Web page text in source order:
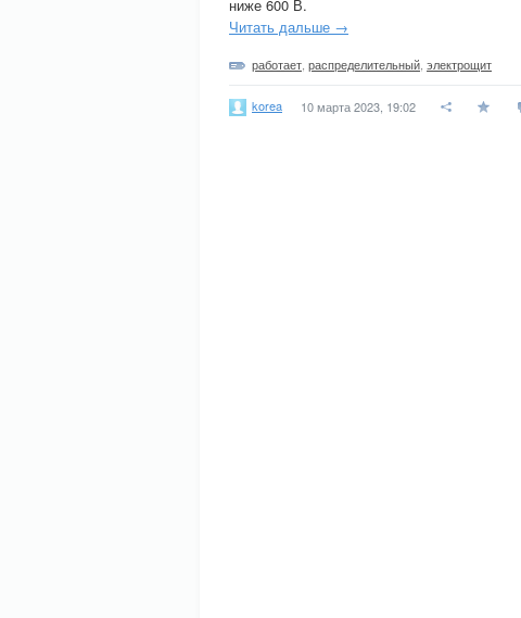
ниже 600 В.
Читать дальше →
работает распределительный электрощит
korea 10 марта 2023, 19:02